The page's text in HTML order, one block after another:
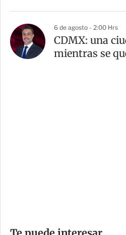
6 de agosto - 2:00 Hrs
CDMX: una
mientras se